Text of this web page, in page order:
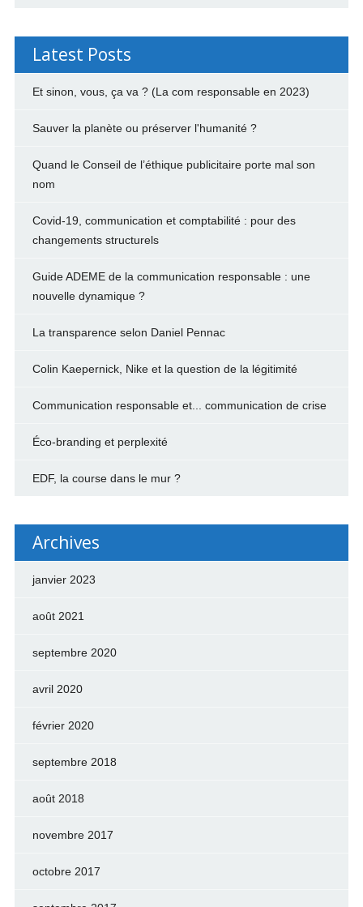
Latest Posts
Et sinon, vous, ça va ? (La com responsable en 2023)
Sauver la planète ou préserver l'humanité ?
Quand le Conseil de l’éthique publicitaire porte mal son
nom
Covid-19, communication et comptabilité : pour des
changements structurels
Guide ADEME de la communication responsable : une
nouvelle dynamique ?
La transparence selon Daniel Pennac
Colin Kaepernick, Nike et la question de la légitimité
Communication responsable et... communication de crise
Éco-branding et perplexité
EDF, la course dans le mur ?
Archives
janvier 2023
août 2021
septembre 2020
avril 2020
février 2020
septembre 2018
août 2018
novembre 2017
octobre 2017